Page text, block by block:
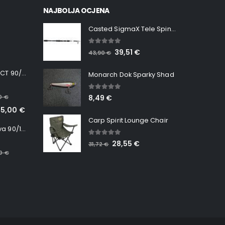
Minn Kota RT INSTINCT 90/115 WR QUEST
€
€
Minn Kota RT Terrova 90/115 WR QUEST
€
NAJBOLJA OCJENA
Casted SigmaX Tele Spin, 300cm, 40-80gr
out of 5
43,90€ 39,51 €
Monarch Dok Sparky Shad
5.00 out of 5
8,49 €
Carp Spirit Lounge Chair
out of 5
31,72€ 28,55 €